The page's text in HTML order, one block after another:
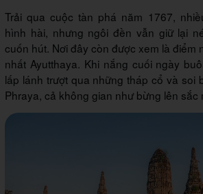
Trải qua cuộc tàn phá năm 1767,
hình hài, nhưng ngôi đền vẫn giữ lại
cuốn hút. Nơi đây còn được xem là điểm
nhất Ayutthaya. Khi nắng cuối ngày
lấp lánh trượt qua những tháp cổ và soi
Phraya, cả không gian như bừng lên sắc